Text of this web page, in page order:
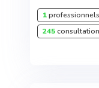
1
245